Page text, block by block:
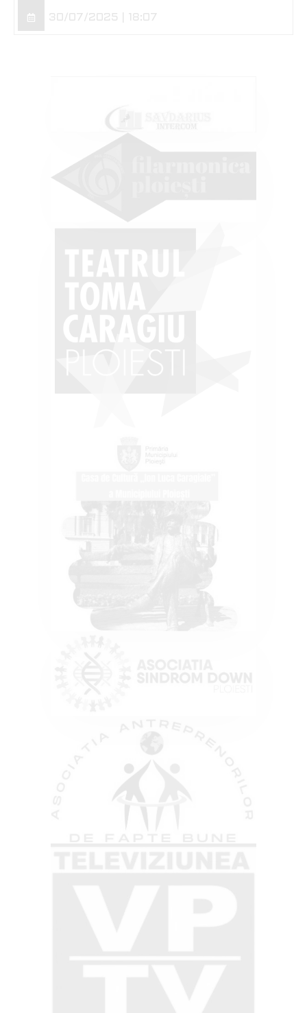
30/07/2025 | 18:07